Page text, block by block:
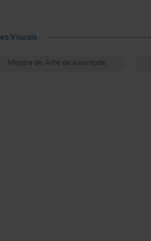
Visuais
Mostra de Arte da Juventude